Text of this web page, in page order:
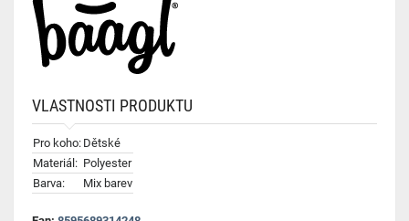
VLASTNOSTI PRODUKTU
Pro koho: Dětské
Materiál: Polyester
Barva:
Mix barev